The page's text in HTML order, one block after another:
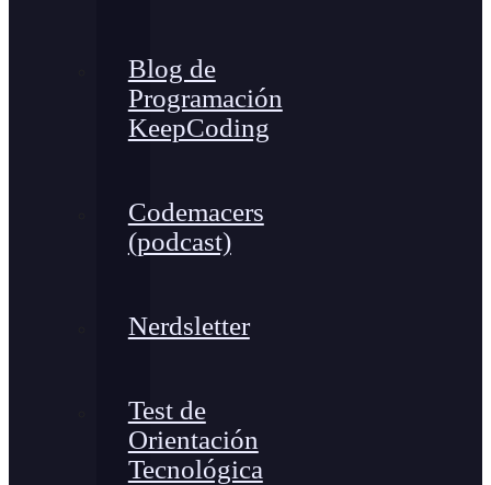
Blog de
Programación
KeepCoding
Codemacers
(podcast)
Nerdsletter
Test de
Orientación
Tecnológica